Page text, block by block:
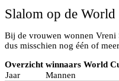
Slalom op de
Bij de vrouwen wonnen Vreni
dus misschien nog één of
Overzicht winnaars World
Jaar
Mannen